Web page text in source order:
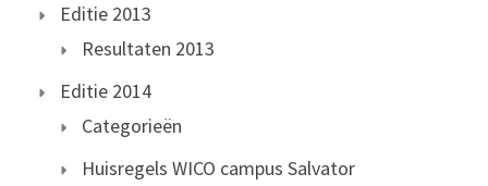
Editie 2013
Resultaten 2013
Editie 2014
Categorieën
Huisregels WICO campus Salvator